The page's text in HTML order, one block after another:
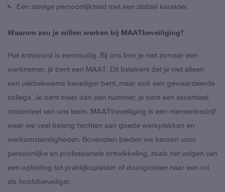
Een stevige persoonlijkheid met een stabiel karakter.
Waarom zou je willen werken bij MAATbeveiliging?
Het antwoord is eenvoudig. Bij ons ben je niet zomaar een
werknemer, je bent een MAAT. Dit betekent dat je niet alleen
een vakbekwame beveiliger bent, maar ook een gewaardeerde
collega. Je bent meer dan een nummer; je bent een essentieel
onderdeel van ons team. MAATbeveiliging is een mensenbedrijf
waar we veel belang hechten aan goede werkplekken en
werkomstandigheden. Bovendien bieden we kansen voor
persoonlijke en professionele ontwikkeling, zoals het volgen van
een opleiding tot praktijkopleider of doorgroeien naar een rol
als hoofdbeveiliger.